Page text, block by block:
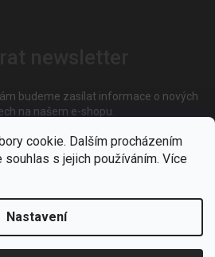
cookie. Dalším procházením
s jejich používáním. Více
Nastavení
budeme zasílat informace o nových
na našem e-shopu.
E-mail
spodmínkami ochrany osobních
údajů